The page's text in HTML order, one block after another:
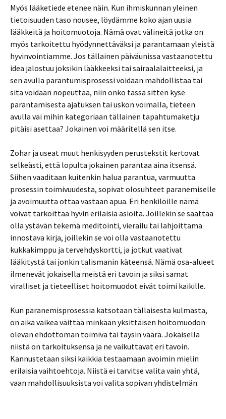
Myös lääketiede etenee näin. Kun ihmiskunnan yleinen
tietoisuuden taso nousee, löydämme koko ajan uusia
lääkkeitä ja hoitomuotoja. Nämä ovat välineitä jotka on
myös tarkoitettu hyödynnettäväksi ja parantamaan yleistä
hyvinvointiamme. Jos tällainen päiväunissa vastaanotettu
idea jalostuu joksikin lääkkeeksi tai sairaalalaitteeksi, ja
sen avulla parantumisprosessi voidaan mahdollistaa tai
sitä voidaan nopeuttaa, niin onko tässä sitten kyse
parantamisesta ajatuksen tai uskon voimalla, tieteen
avulla vai mihin kategoriaan tällainen tapahtumaketju
pitäisi asettaa? Jokainen voi määritellä sen itse.
Zohar ja useat muut henkisyyden perustekstit kertovat
selkeästi, että lopulta jokainen parantaa aina itsensä.
Siihen vaaditaan kuitenkin halua parantua, varmuutta
prosessin toimivuudesta, sopivat olosuhteet paranemiselle
ja avoimuutta ottaa vastaan apua. Eri henkilöille nämä
voivat tarkoittaa hyvin erilaisia asioita. Joillekin se saattaa
olla ystävän tekemä meditointi, vierailu tai lahjoittama
innostava kirja, joillekin se voi olla vastaanotettu
kukkakimppu ja tervehdyskortti, ja jotkut vaativat
lääkitystä tai jonkin talismanin käteensä. Nämä osa-alueet
ilmenevät jokaisella meistä eri tavoin ja siksi samat
viralliset ja tieteelliset hoitomuodot eivät toimi kaikille.
Kun paranemisprosessia katsotaan tällaisesta kulmasta,
on aika vaikea väittää minkään yksittäisen hoitomuodon
olevan ehdottoman toimiva tai täysin väärä. Jokaisella
niistä on tarkoituksensa ja ne vaikuttavat eri tavoin.
Kannustetaan siksi kaikkia testaamaan avoimin mielin
erilaisia vaihtoehtoja. Niistä ei tarvitse valita vain yhtä,
vaan mahdollisuuksista voi valita sopivan yhdistelmän.